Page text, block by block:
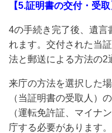
【5.証明書の交付・受取
4の手続き完了後、遺言
れます。交付された当
法と郵送による方法の2
来庁の方法を選択した
（当証明書の受取人）
（運転免許証、マイナ
庁する必要があります